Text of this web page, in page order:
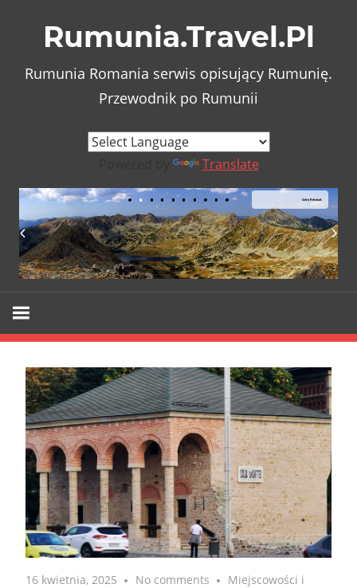
Rumunia.Travel.Pl
Rumunia Romania serwis opisujący Rumunię.
Przewodnik po Rumunii
Translate
Góry Retezat
16 kwietnia, 2025 No comments
Miejscowości i